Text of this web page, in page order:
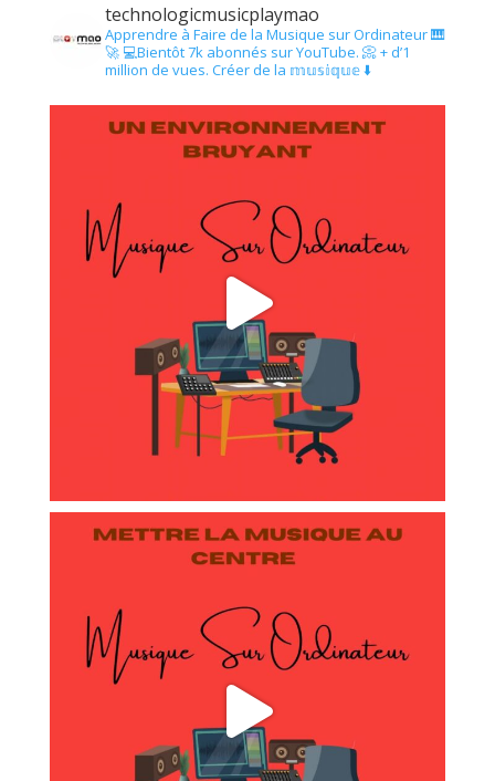
technologicmusicplaymao
Apprendre à Faire de la Musique sur Ordinateur 🎹
🚀 💻Bientôt 7k abonnés sur YouTube. 📀 + d’1
million de vues. Créer de la 𝕞𝕦𝕤𝕚𝕢𝕦𝕖 ⬇️